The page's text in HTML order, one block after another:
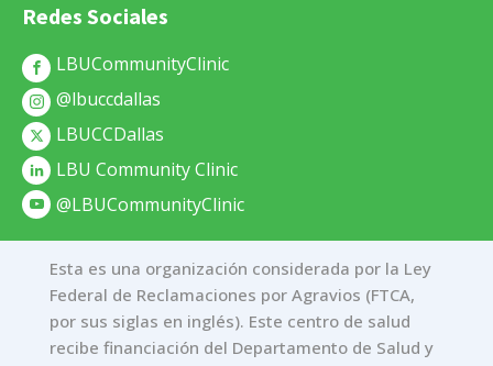
Redes Sociales
LBUCommunityClinic
@lbuccdallas
LBUCCDallas
LBU Community Clinic
@LBUCommunityClinic
Esta es una organización considerada por la Ley
Federal de Reclamaciones por Agravios (FTCA,
por sus siglas en inglés). Este centro de salud
recibe financiación del Departamento de Salud y